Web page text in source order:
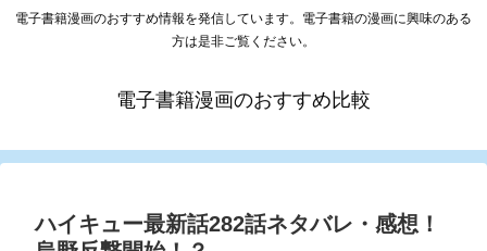
電子書籍漫画のおすすめ情報を発信しています。電子書籍の漫画に興味のある
方は是非ご覧ください。
電子書籍漫画のおすすめ比較
ハイキュー最新話282話ネタバレ・感想！